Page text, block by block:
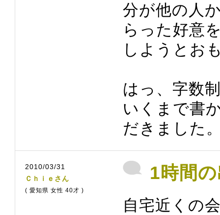
分が他の人
らった好意
しようとお
はっ、字数
いくまで書
だきました
2010/03/31
Ｃｈｉｅさん
( 愛知県 女性 40才 )
1時間
自宅近くの